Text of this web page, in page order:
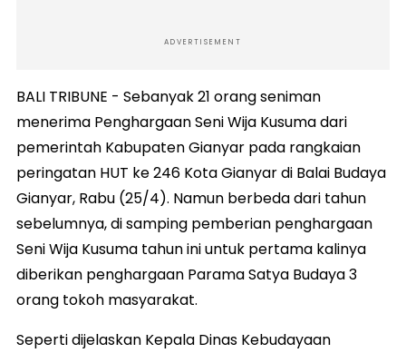
ADVERTISEMENT
BALI TRIBUNE - Sebanyak 21 orang seniman
menerima Penghargaan Seni Wija Kusuma dari
pemerintah Kabupaten Gianyar pada rangkaian
peringatan HUT ke 246 Kota Gianyar di Balai Budaya
Gianyar, Rabu (25/4). Namun berbeda dari tahun
sebelumnya, di samping pemberian penghargaan
Seni Wija Kusuma tahun ini untuk pertama kalinya
diberikan penghargaan Parama Satya Budaya 3
orang tokoh masyarakat.
Seperti dijelaskan Kepala Dinas Kebudayaan